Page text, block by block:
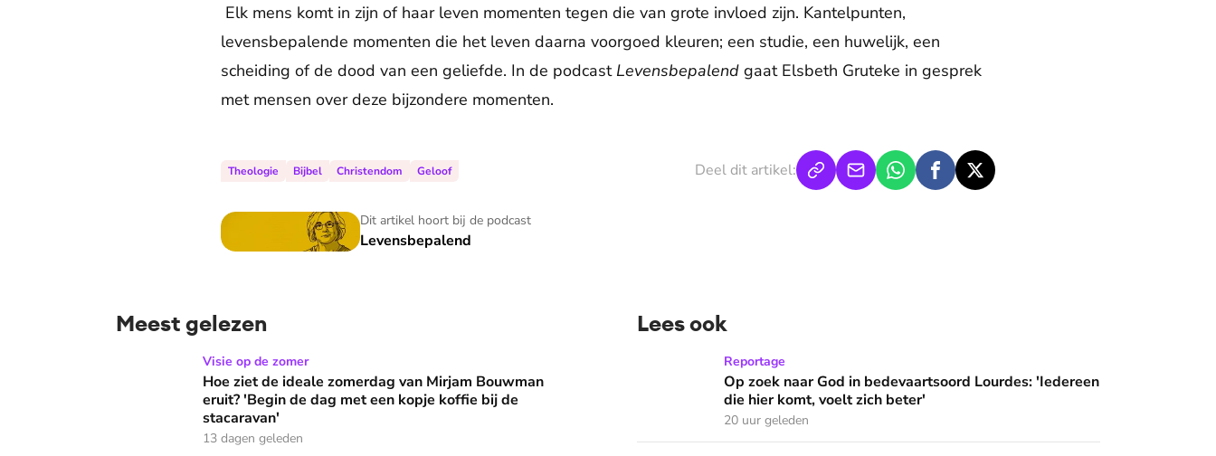
Elk mens komt in zijn of haar leven momenten tegen die van grote invloed zijn. Kantelpunten,
levensbepalende momenten die het leven daarna voorgoed kleuren; een studie, een huwelijk, een
scheiding of de dood van een geliefde. In de podcast Levensbepalend gaat Elsbeth Gruteke in gesprek
met mensen over deze bijzondere momenten.
Theologie Bijbel Christendom Geloof Deel dit artikel:
Dit artikel hoort bij de podcast
Levensbepalend
Levensbepalend
Meest gelezen
Hoe ziet de ideale zomerdag van Mirjam Bouwman eruit? 'Begin de dag met een kopje koffie bij de stacaravan'
Visie op de zomer
Hoe ziet de ideale zomerdag van Mirjam Bouwman
eruit? 'Begin de dag met een kopje koffie bij de
stacaravan'
13 dagen geleden
Lees ook
Op zoek naar God in bedevaartsoord Lourdes: 'Iedereen die hier komt, voelt zich beter'
Reportage
Op zoek naar God in bedevaartsoord Lourdes: 'Iedereen
die hier komt, voelt zich beter'
20 uur geleden